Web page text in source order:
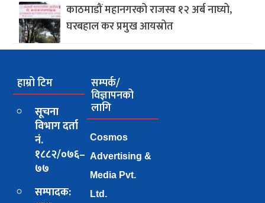
काठमाडौं महानगरको राजस्व १२ अर्ब नाघ्यो,
घरबहाल कर प्रमुख आयस्रोत
हाम्रो टिम
सूचना
विभाग दर्ता
नं.
१८८२/०७६–
७७
सम्पादक:
सम्पर्क/
विज्ञापनको
लागि
Cosmos
Advertising &
Media Pvt.
Ltd.